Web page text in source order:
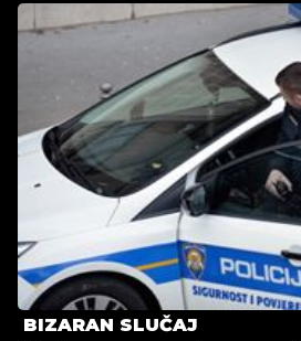
BIZARAN SLUČAJ